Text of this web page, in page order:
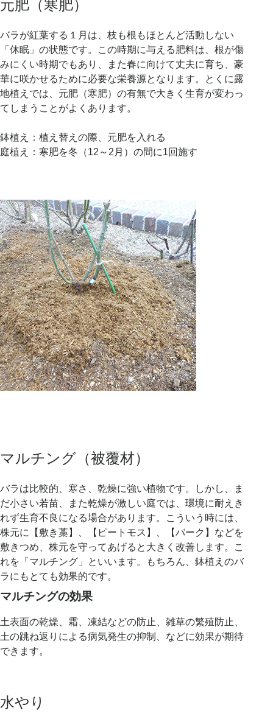
元肥（寒肥）
バラが紅葉する１月は、枝も根もほとんど活動しない
「休眠」の状態です。この時期に与える肥料は、根が傷
みにくい時期でもあり、また春に向けて丈夫に育ち、豪
華に咲かせるために必要な栄養源となります。とくに露
地植えでは、元肥（寒肥）の有無で大きく生育が変わっ
てしまうことがよくあります。
鉢植え：植え替えの際、元肥を入れる
庭植え：寒肥を冬（12～2月）の間に1回施す
マルチング（被覆材）
バラは比較的、寒さ、乾燥に強い植物です。しかし、ま
だ小さい若苗、また乾燥が激しい庭では、環境に耐えき
れず生育不良になる場合があります。こういう時には、
株元に【敷き藁】、【ピートモス】、【バーク】などを
敷きつめ、株元を守ってあげると大きく改善します。こ
れを「マルチング」といいます。もちろん、鉢植えのバ
ラにもとても効果的です。
マルチングの効果
土表面の乾燥、霜、凍結などの防止、雑草の繁殖防止、
土の跳ね返りによる病気発生の抑制、などに効果が期待
できます。
水やり